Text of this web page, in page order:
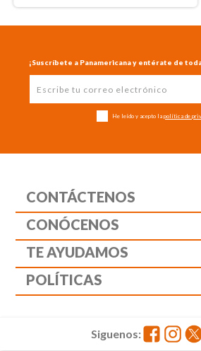
¡Suscríbete a Panamericana y entérate de
He leído y acepto la política de
CONTÁCTENOS
CONÓCENOS
TE AYUDAMOS
POLÍTICAS
Siguenos: